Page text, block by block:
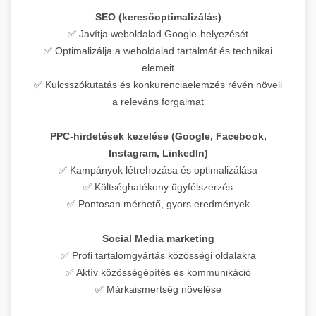
SEO (keresőoptimalizálás)
✅ Javítja weboldalad Google-helyezését
✅ Optimalizálja a weboldalad tartalmát és technikai
elemeit
✅ Kulcsszókutatás és konkurenciaelemzés révén növeli
a releváns forgalmat
PPC-hirdetések kezelése (Google, Facebook,
Instagram, LinkedIn)
✅ Kampányok létrehozása és optimalizálása
✅ Költséghatékony ügyfélszerzés
✅ Pontosan mérhető, gyors eredmények
Social Media marketing
✅ Profi tartalomgyártás közösségi oldalakra
✅ Aktív közösségépítés és kommunikáció
✅ Márkaismertség növelése